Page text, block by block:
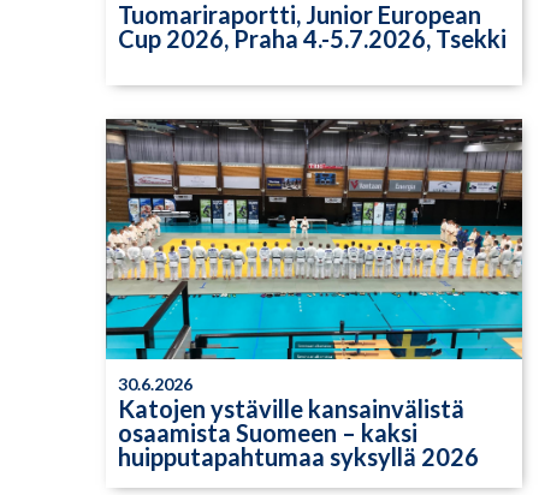
Tuomariraportti, Junior European
Cup 2026, Praha 4.-5.7.2026, Tsekki
30.6.2026
Katojen ystäville kansainvälistä
osaamista Suomeen – kaksi
huipputapahtumaa syksyllä 2026